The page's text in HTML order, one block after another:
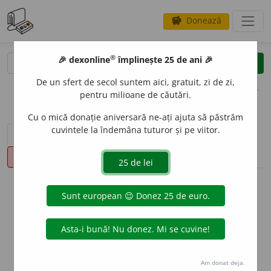
savings Donează
clear
opțiuni
sinteza definițiilor (1) definiții (7)
declinări
info
Aceste definiții sunt compilate de
echipa dexonline. Definițiile
originale se află pe filadefiniții.
Puteți reordona filele pe pagina de
🎉 dexonline® împlinește 25 de ani 🎉
De un sfert de secol suntem aici, gratuit, zi de zi,
pentru milioane de căutări.
Cu o mică donație aniversară ne-ați ajuta să păstrăm
cuvintele la îndemâna tuturor și pe viitor.
Am donat deja.